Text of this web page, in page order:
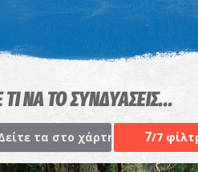
ΝΑ ΤΟ ΣΥΝΔΥΑΣΕΙΣ...
τα στο χάρτη 7/7